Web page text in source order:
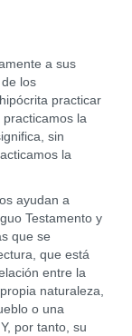
a sus
los
practicar
la
sin
la
ayudan a
Testamento y
que se
que está
entre la
naturaleza,
o una
por tanto, su